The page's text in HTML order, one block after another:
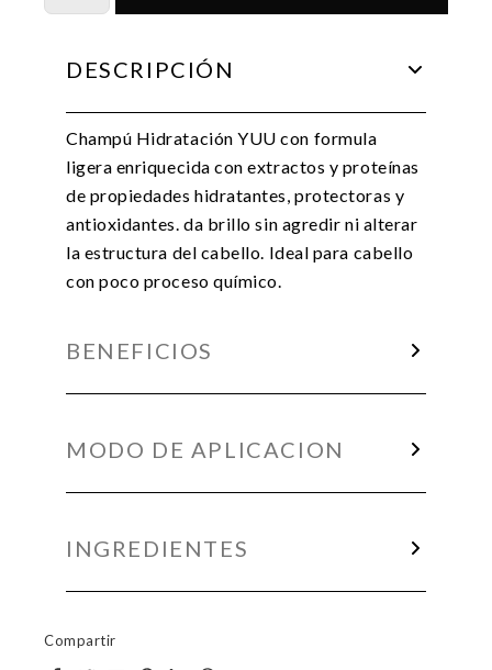
cantidad
DESCRIPCIÓN
Champú Hidratación YUU con formula
ligera enriquecida con extractos y proteínas
de propiedades hidratantes, protectoras y
antioxidantes. da brillo sin agredir ni alterar
la estructura del cabello. Ideal para cabello
con poco proceso químico.
BENEFICIOS
MODO DE APLICACION
INGREDIENTES
Compartir